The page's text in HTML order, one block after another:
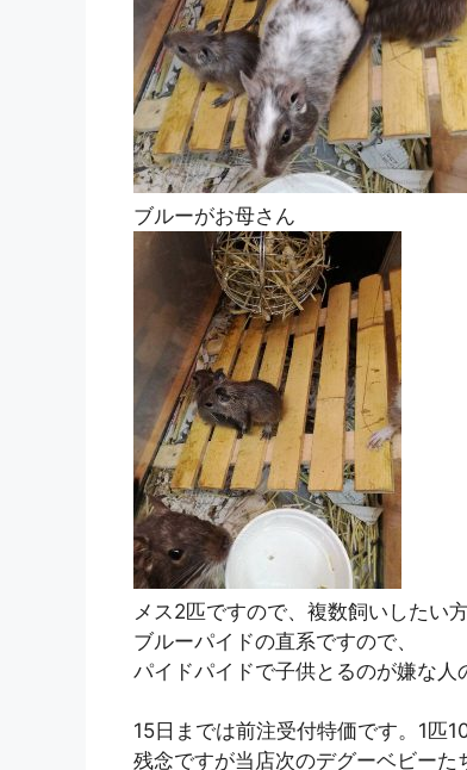
ブルーがお母さん
メス2匹ですので、複数飼いしたい
ブルーパイドの直系ですので、
パイドパイドで子供とるのが嫌な人
15日までは前注受付特価です。1匹
残念ですが当店次のデグーベビーた